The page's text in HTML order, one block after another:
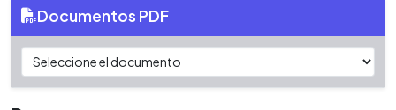
Documentos PDF